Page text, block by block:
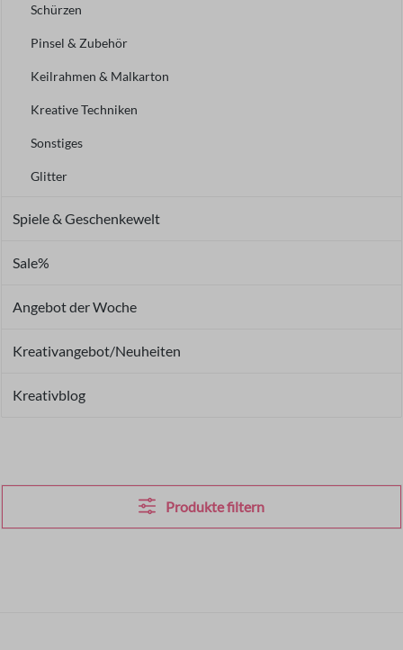
Schürzen
Pinsel & Zubehör
Keilrahmen & Malkarton
Kreative Techniken
Sonstiges
Glitter
Spiele & Geschenkewelt
Sale%
Angebot der Woche
Kreativangebot/Neuheiten
Kreativblog
Produkte filtern